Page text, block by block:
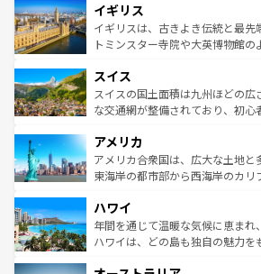
いる。シャンパンの発祥地である
香り高いラベンダー畑など、多彩
らに、パリ以外の地域にも魅力が
れる地方に足を運ぶとそれぞれで
きるだろう。 なお、新着のフ
を参照してほしい。
顔を持つこの国は、どこを歩いて
ルリンの文化的活気、バイエルン
してライン川沿いのワイン畑とい
は、お酒好きな人にはぜひ体験してほしい。
ドイツ情報はコンテンツ一覧を参
イギリス
イギリスは、古きよき伝統と最先
トミンスター寺院や大英博物館の
リアごとに異なる魅力がある。ま
ティー、ビール好きにはたまら
戦など、本場だからこそできる体
ンツ一覧を参照してほしい。
スイス
スイスの国土面積は九州ほどの
な交通網が整備されており、初心
の建物がそのまま残る町や、スイ
博物館もあり、アルプス観光だけ
ことができる。国民の所得が高い
ば市内交通費無料で観光を楽しむことも
着のスイス情報はコンテンツ一覧
アメリカ
アメリカ合衆国は、広大な土地と
東海岸の都市部から西海岸のカリ
のような巨大都市は、観光、ショ
ンメントが詰まった刺激的なスポ
西部には大自然が広がり、グラン
ハワイ
年間を通じて温暖な気候に恵まれ
ハワイは、どの島も独自の魅力を